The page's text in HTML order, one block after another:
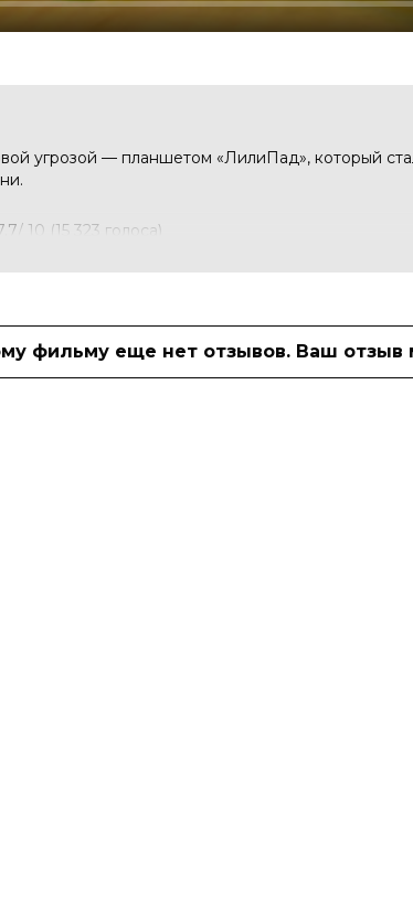
угрозой — планшетом «ЛилиПад», который
/ 10 (15 323 голоса)
Уоллес Шоун, Алан Камминг, Бонни
Кьюсак, Тим Аллен, Кристен Шаал
семейный, фэнтези
фильму еще нет отзывов. Ваш